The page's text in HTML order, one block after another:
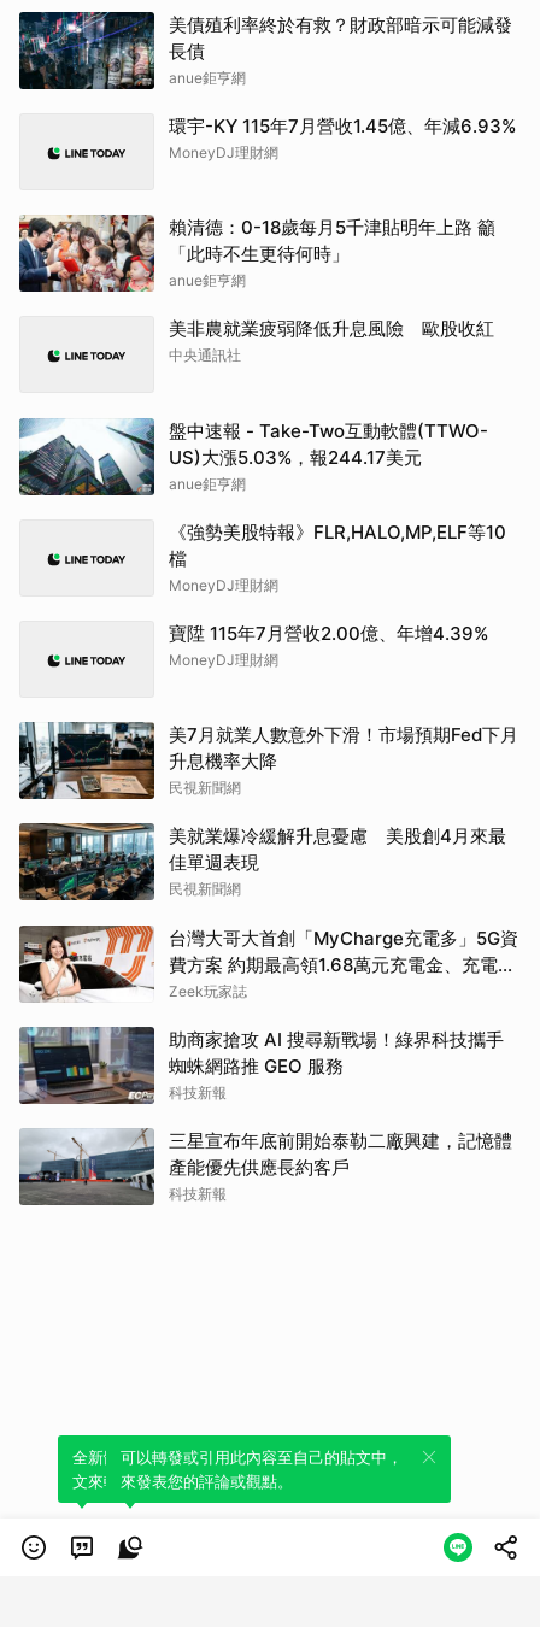
美債殖利率終於有救？財政部暗示可能減發
長債
anue鉅亨網
環宇-KY 115年7月營收1.45億、年減6.93%
MoneyDJ理財網
賴清德：0-18歲每月5千津貼明年上路 籲
「此時不生更待何時」
anue鉅亨網
美非農就業疲弱降低升息風險 歐股收紅
中央通訊社
盤中速報 - Take-Two互動軟體(TTWO-
US)大漲5.03%，報244.17美元
anue鉅亨網
《強勢美股特報》FLR,HALO,MP,ELF等10
檔
MoneyDJ理財網
寶陞 115年7月營收2.00億、年增4.39%
MoneyDJ理財網
美7月就業人數意外下滑！市場預期Fed下月
升息機率大降
民視新聞網
美就業爆冷緩解升息憂慮 美股創4月來最
佳單週表現
民視新聞網
台灣大哥大首創「MyCharge充電多」5G資
費方案 約期最高領1.68萬元充電金、充電最
高89折
Zeek玩家誌
助商家搶攻 AI 搜尋新戰場！綠界科技攜手
蜘蛛網路推 GEO 服務
科技新報
三星宣布年底前開始泰勒二廠興建，記憶體
產能優先供應長約客戶
科技新報
全新體驗！一鍵引用此內容，透過發布貼
文來輕鬆表達個人立場。
可以轉發或引用此內容至自己的貼文中，
來發表您的評論或觀點。